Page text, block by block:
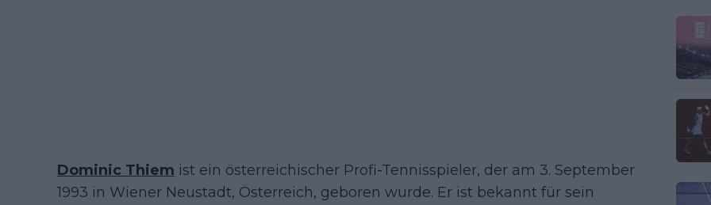
Dominic Thiem ist ein österreichischer Profi-Tennisspieler, der am 3. September
1993 in Wiener Neustadt, Österreich, geboren wurde. Er ist bekannt für sein